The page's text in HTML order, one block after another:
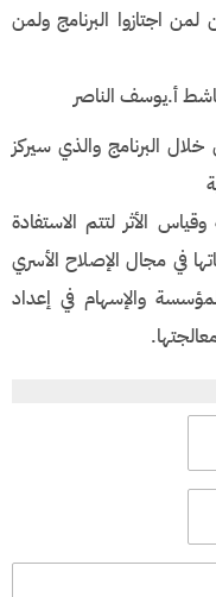
لمن اجتازوا البرنامج ولمن
أ.يوسف الناصر
البرنامج والذي سيركز
الأثر لتتم الاستفادة
في مجال الإصلاح الأسري
والإسهام في إعداد